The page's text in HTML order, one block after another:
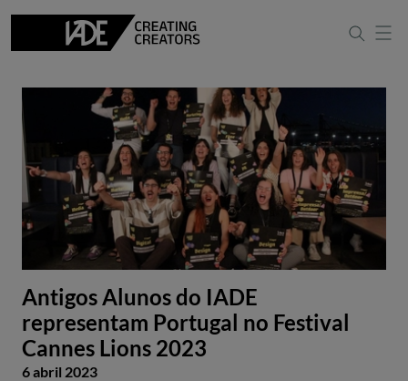
Antigos Alunos do IADE
representam Portugal no Festival
Cannes Lions 2023
6 abril 2023